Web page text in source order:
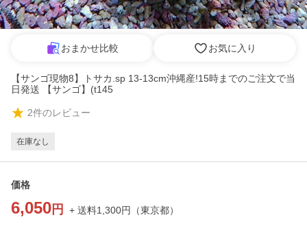
おまかせ比較 お気に入り
【サンゴ現物8】トサカ.sp 13-13cm沖縄産!15時までのご注文で当
日発送 【サンゴ】(t145
2件のレビュー
在庫なし
価格
6,050 円 + 送料1,300円 （東京都）